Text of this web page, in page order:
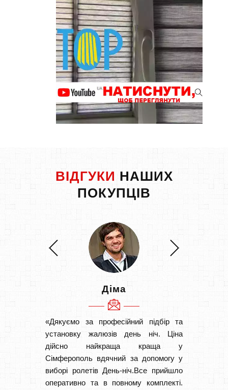
ВІДГУКИ НАШИХ
ПОКУПЦІВ
Діма
«Дякуємо за професійний підбір та
установку жалюзів день ніч. Ціна
дійсно найкраща краща у
Сімферополь вдячний за допомогу у
виборі ролетів День-ніч.Все прийшло
оперативно та в повному комплекті.